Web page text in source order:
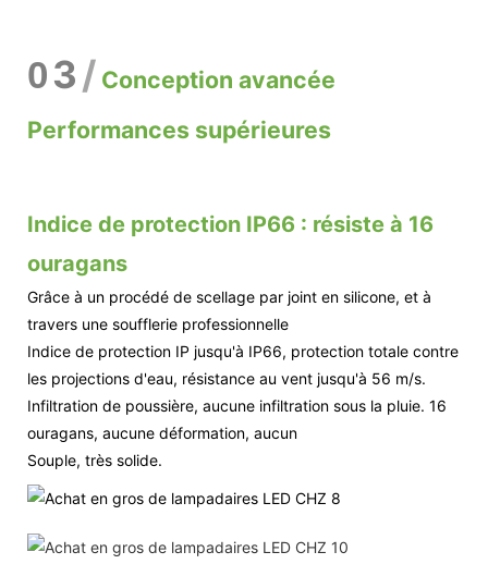
03/ Conception avancée
Performances supérieures
Indice de protection IP66 : résiste à 16
ouragans
Grâce à un procédé de scellage par joint en silicone, et à
travers une soufflerie professionnelle
Indice de protection IP jusqu'à IP66, protection totale contre
les projections d'eau, résistance au vent jusqu'à 56 m/s.
Infiltration de poussière, aucune infiltration sous la pluie. 16
ouragans, aucune déformation, aucun
Souple, très solide.